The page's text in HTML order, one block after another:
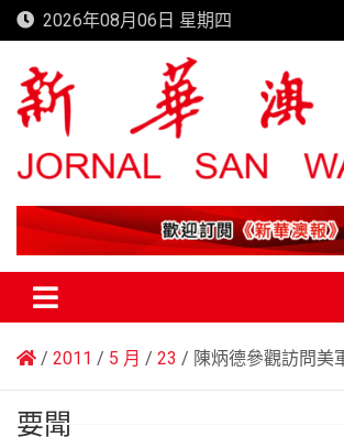
Skip
to
content
2026年08月06日 星期四
新華澳報
2011 5 月 23 陳炳德參觀訪問美
要聞